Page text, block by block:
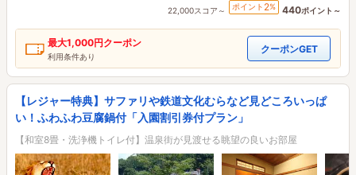
22,000スコア～ ポイント 2% 440ポイント～
最大1,000円クーポン
利用条件あり
クーポンGET
【レジャー特典】サファリや鉄道文化むらなど見どころいっぱ
い！ふわふわ豆腐鍋付「入園割引券付プラン」
【和室8畳・洗浄機トイレ付】温泉街が見渡せる眺望の良いお部屋